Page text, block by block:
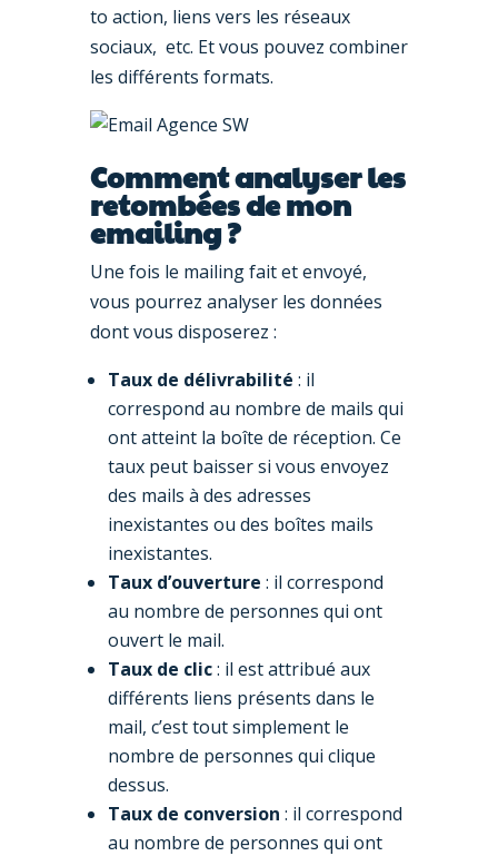
to action, liens vers les réseaux
sociaux, etc. Et vous pouvez combiner
les différents formats.
Comment analyser les
retombées de mon
emailing ?
Une fois le mailing fait et envoyé,
vous pourrez analyser les données
dont vous disposerez :
Taux de délivrabilité : il
correspond au nombre de mails qui
ont atteint la boîte de réception. Ce
taux peut baisser si vous envoyez
des mails à des adresses
inexistantes ou des boîtes mails
inexistantes.
Taux d’ouverture : il correspond
au nombre de personnes qui ont
ouvert le mail.
Taux de clic: il est attribué aux
différents liens présents dans le
mail, c’est tout simplement le
nombre de personnes qui clique
dessus.
Taux de conversion : il correspond
au nombre de personnes qui ont